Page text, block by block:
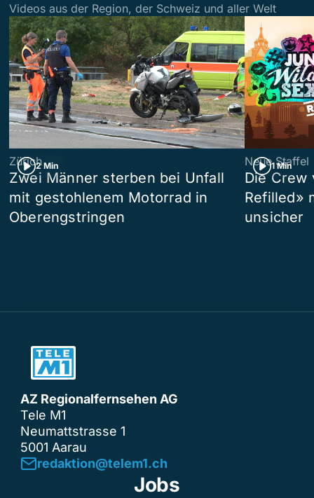
Videos aus der Region, der Schweiz und aller Welt
2 Min
Zürich
Zwei Männer sterben bei Unfall
mit gestohlenem Motorrad in
Oberengstringen
1 Min
Neue Staffel
Die Crew
Refilled»
unsicher
AZ Regionalfernsehen AG
Tele M1
Neumattstrasse 1
5001 Aarau
redaktion@telem1.ch
Jobs